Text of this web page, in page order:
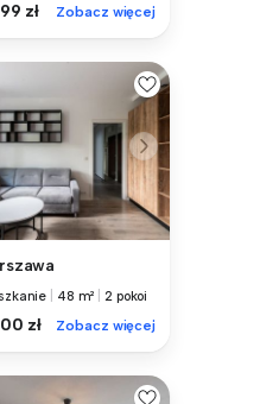
zł Zobacz więcej
48 m² 2 pokoi
zł Zobacz więcej